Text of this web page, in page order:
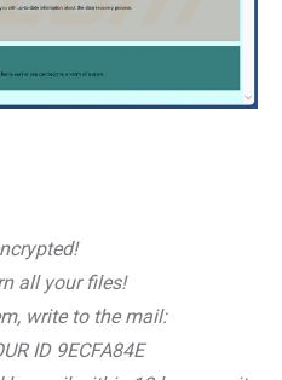
all your files!
write to the mail:
ID 9ECFA84E